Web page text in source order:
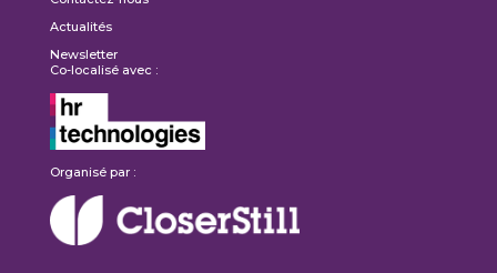
Actualités
Newsletter
Co-localisé avec :
Organisé par :